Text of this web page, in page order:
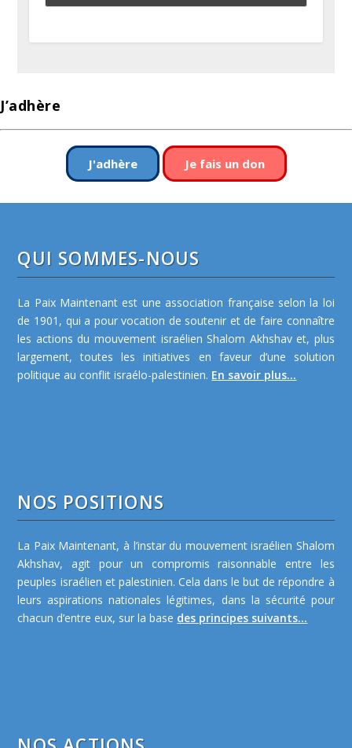
J’adhère
J'adhère Je fais un don
QUI SOMMES-NOUS
La Paix Maintenant est une association française selon la loi
de 1901, qui a pour vocation de soutenir et de faire connaître
les actions du mouvement israélien Shalom Akhshav et, plus
largement, toutes les initiatives en faveur d’une solution
politique au conflit israélo-palestinien. En savoir plus...
NOS POSITIONS
La Paix Maintenant, à l’instar du mouvement israélien Shalom
Akhshav, agit pour un compromis raisonnable entre les
peuples israélien et palestinien. Cela dans le but de répondre à
leurs aspirations nationales légitimes, dans la sécurité pour
chacun d’entre eux, sur la base des principes suivants...